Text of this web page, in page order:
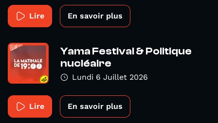
Lire En savoir plus
Yama Festival & Politique
nucléaire
Lundi 6 Juillet 2026
Lire En savoir plus